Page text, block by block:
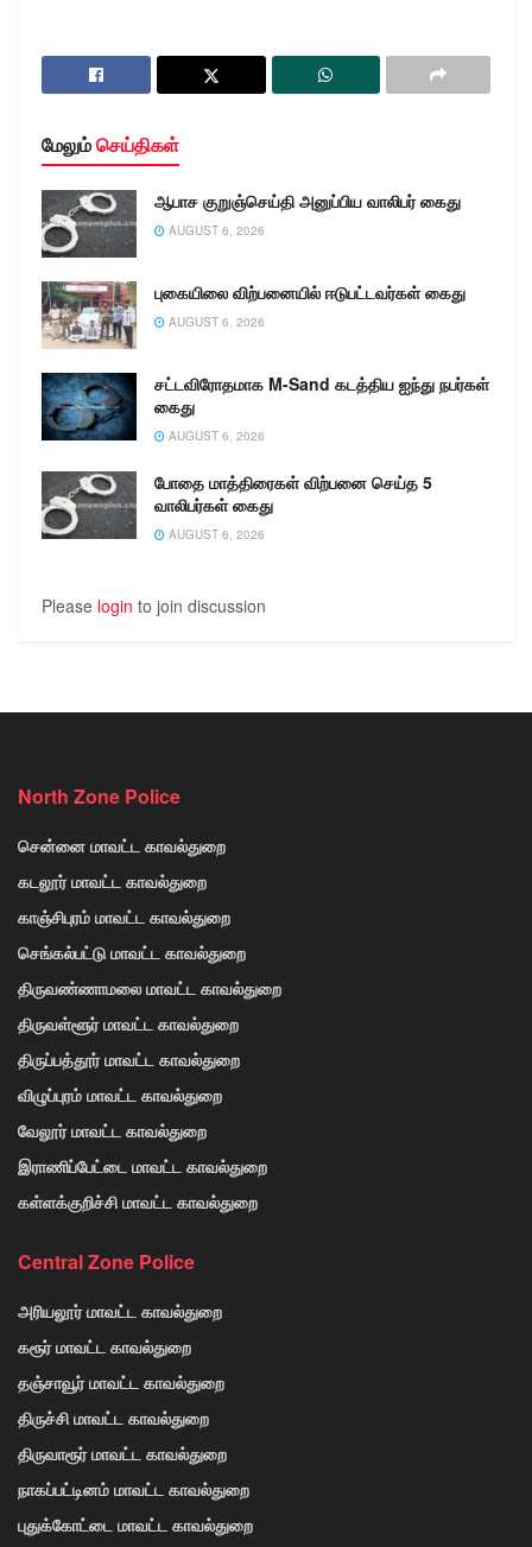
மேலும்செய்திகள்
ஆபாச குறுஞ்செய்தி அனுப்பிய வாலிபர் கைது
AUGUST 6, 2026
புகையிலை விற்பனையில் ஈடுபட்டவர்கள் கைது
AUGUST 6, 2026
சட்டவிரோதமாக M-Sand கடத்திய ஐந்து நபர்கள்
கைது
AUGUST 6, 2026
போதை மாத்திரைகள் விற்பனை செய்த 5
வாலிபர்கள் கைது
AUGUST 6, 2026
Please login to join discussion
North Zone Police
சென்னை மாவட்ட காவல்துறை
கடலூர் மாவட்ட காவல்துறை
காஞ்சிபுரம் மாவட்ட காவல்துறை
செங்கல்பட்டு மாவட்ட காவல்துறை
திருவண்ணாமலை மாவட்ட காவல்துறை
திருவள்ளூர் மாவட்ட காவல்துறை
திருப்பத்தூர் மாவட்ட காவல்துறை
விழுப்புரம் மாவட்ட காவல்துறை
வேலூர் மாவட்ட காவல்துறை
இராணிப்பேட்டை மாவட்ட காவல்துறை
கள்ளக்குறிச்சி மாவட்ட காவல்துறை
Central Zone Police
அரியலூர் மாவட்ட காவல்துறை
கரூர் மாவட்ட காவல்துறை
தஞ்சாவூர் மாவட்ட காவல்துறை
திருச்சி மாவட்ட காவல்துறை
திருவாரூர் மாவட்ட காவல்துறை
நாகப்பட்டினம் மாவட்ட காவல்துறை
புதுக்கோட்டை மாவட்ட காவல்துறை